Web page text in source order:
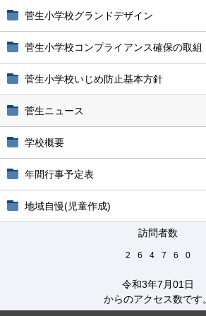
菅生小学校グランドデザイン
菅生小学校コンプライアンス確保の取組
菅生小学校いじめ防止基本方針
菅生ニュース
学校概要
年間行事予定表
地域自慢(児童作成)
訪問者数
2 6 4 7 6 0
令和3年7月01日
からのアクセス数です。